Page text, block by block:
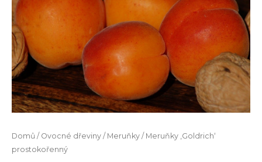
Domů / Ovocné dřeviny / Meruňky / Meruňky ‚Goldrich‘
prostokořenný